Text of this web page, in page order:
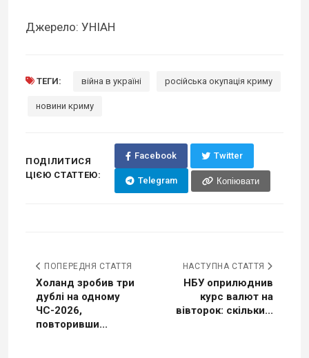
Джерело: УНІАН
ТЕГИ: війна в україні російська окупація криму
новини криму
ПОДІЛИТИСЯ
ЦІЄЮ СТАТТЕЮ:
Facebook Twitter
Telegram Копіювати
ПОПЕРЕДНЯ СТАТТЯ
Холанд зробив три
дублі на одному
ЧС-2026,
повторивши...
НАСТУПНА СТАТТЯ
НБУ оприлюднив
курс валют на
вівторок: скільки...